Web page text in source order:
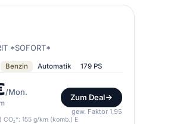
*SOFORT*
Benzin Automatik 179 PS
/Mon.
Zum Deal
gew. Faktor 1,95
155 g/km (komb.) E